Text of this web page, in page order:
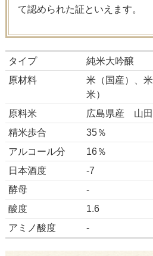
て認められた証といえます。
タイプ
純米大吟醸
原材料
米（国産）、
米）
原料米
広島県産 山田
精米歩合
35％
アルコール分
16％
日本酒度
-7
酵母
-
酸度
1.6
アミノ酸度
-